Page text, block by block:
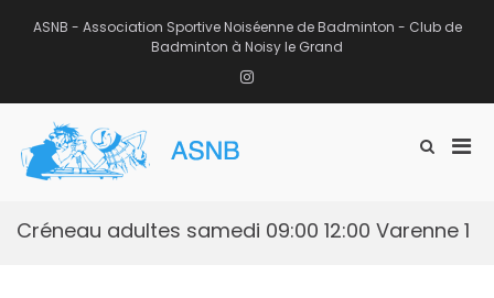
ASNB - Association Sportive Noiséenne de Badminton - Club de
Badminton à Noisy le Grand
Instagram
Afficher
recherche
Créneau adultes samedi 09:00 12:00 Varenne 1